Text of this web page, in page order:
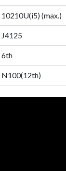
10210U(i5) (max.)
J4125
6th
N100(12th)